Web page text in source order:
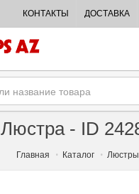
КОНТАКТЫ ДОСТАВКА
Люстра - ID
Главная Каталог Люстры